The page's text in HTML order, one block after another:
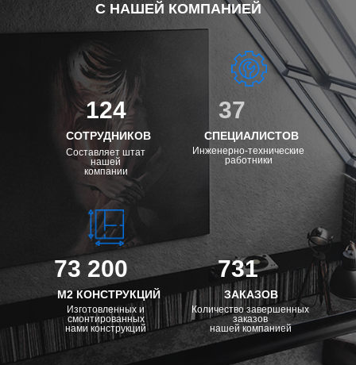
С НАШЕЙ КОМПАНИЕЙ
124
СОТРУДНИКОВ
Составляет штат
нашей
компании
73 200
М2 КОНСТРУКЦИЙ
Изготовленных и
смонтированных
нами конструкций
731
ЗАКАЗОВ
Количество завершенных
заказов
нашей компанией
37
СПЕЦИАЛИСТОВ
Инженерно-технические
работники